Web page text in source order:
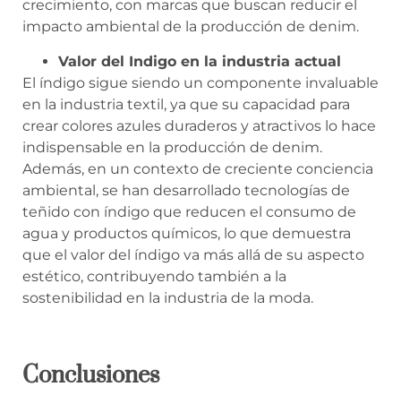
crecimiento, con marcas que buscan reducir el
impacto ambiental de la producción de denim.
Valor del Indigo en la industria actual
El índigo sigue siendo un componente invaluable
en la industria textil, ya que su capacidad para
crear colores azules duraderos y atractivos lo hace
indispensable en la producción de denim.
Además, en un contexto de creciente conciencia
ambiental, se han desarrollado tecnologías de
teñido con índigo que reducen el consumo de
agua y productos químicos, lo que demuestra
que el valor del índigo va más allá de su aspecto
estético, contribuyendo también a la
sostenibilidad en la industria de la moda.
Conclusiones